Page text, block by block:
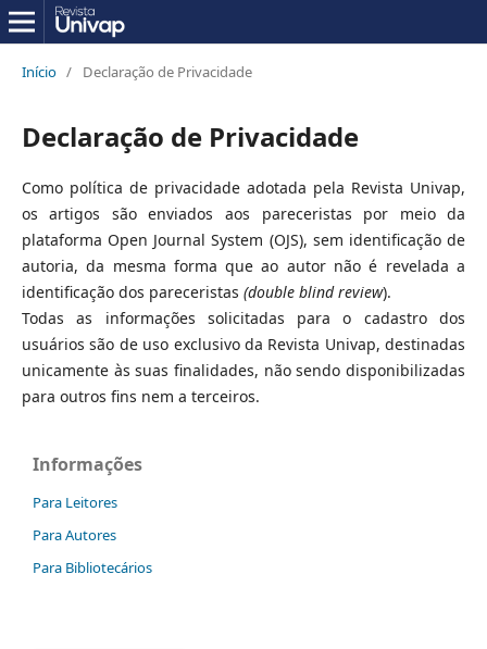
Início / Declaração de Privacidade
Declaração de Privacidade
Como política de privacidade adotada pela Revista Univap,
os artigos são enviados aos pareceristas por meio da
plataforma Open Journal System (OJS), sem identificação de
autoria, da mesma forma que ao autor não é revelada a
identificação dos pareceristas (double blind review).
Todas as informações solicitadas para o cadastro dos
usuários são de uso exclusivo da Revista Univap, destinadas
unicamente às suas finalidades, não sendo disponibilizadas
para outros fins nem a terceiros.
Informações
Para Leitores
Para Autores
Para Bibliotecários